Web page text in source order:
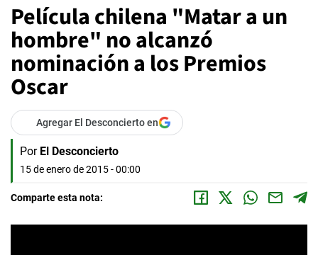
Película chilena "Matar a un
hombre" no alcanzó
nominación a los Premios
Oscar
Agregar El Desconcierto en
Por El Desconcierto
15 de enero de 2015 - 00:00
Comparte esta nota: